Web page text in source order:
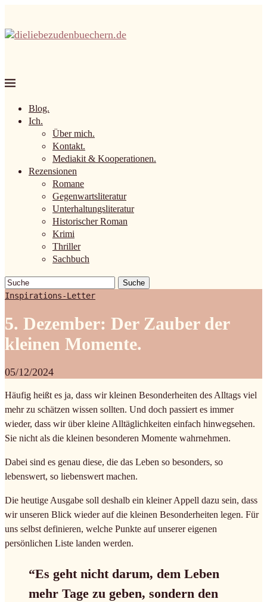
Blog.
Ich.
Über mich.
Kontakt.
Mediakit & Kooperationen.
Rezensionen
Romane
Gegenwartsliteratur
Unterhaltungsliteratur
Historischer Roman
Krimi
Thriller
Sachbuch
Suche
Inspirations-Letter
5. Dezember: Der Zauber der
kleinen Momente.
05/12/2024
Häufig heißt es ja, dass wir kleinen Besonderheiten des Alltags viel
mehr zu schätzen wissen sollten. Und doch passiert es immer
wieder, dass wir über kleine Alltäglichkeiten einfach hinwegsehen.
Sie nicht als die kleinen besonderen Momente wahrnehmen.
Dabei sind es genau diese, die das Leben so besonders, so
lebenswert, so liebenswert machen.
Die heutige Ausgabe soll deshalb ein kleiner Appell dazu sein, dass
wir unseren Blick wieder auf die kleinen Besonderheiten legen. Für
uns selbst definieren, welche Punkte auf unserer eigenen
persönlichen Liste landen werden.
“Es geht nicht darum, dem Leben
mehr Tage zu geben, sondern den